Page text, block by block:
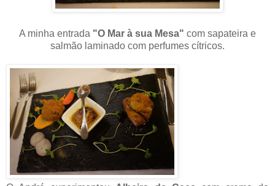
A minha entrada "O Mar à sua Mesa" com sapateira e
salmão laminado com perfumes cítricos.